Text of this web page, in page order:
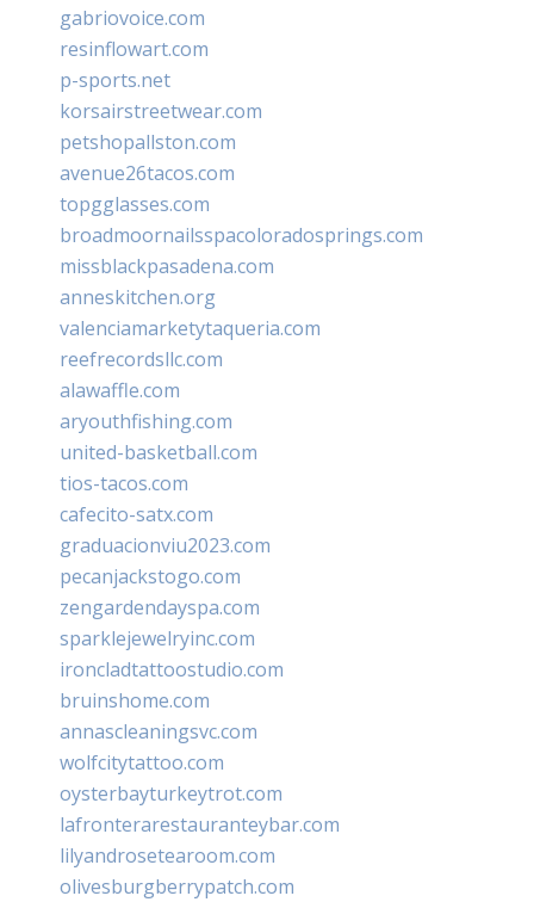
gabriovoice.com
resinflowart.com
p-sports.net
korsairstreetwear.com
petshopallston.com
avenue26tacos.com
topgglasses.com
broadmoornailsspacoloradosprings.com
missblackpasadena.com
anneskitchen.org
valenciamarketytaqueria.com
reefrecordsllc.com
alawaffle.com
aryouthfishing.com
united-basketball.com
tios-tacos.com
cafecito-satx.com
graduacionviu2023.com
pecanjackstogo.com
zengardendayspa.com
sparklejewelryinc.com
ironcladtattoostudio.com
bruinshome.com
annascleaningsvc.com
wolfcitytattoo.com
oysterbayturkeytrot.com
lafronterarestauranteybar.com
lilyandrosetearoom.com
olivesburgberrypatch.com